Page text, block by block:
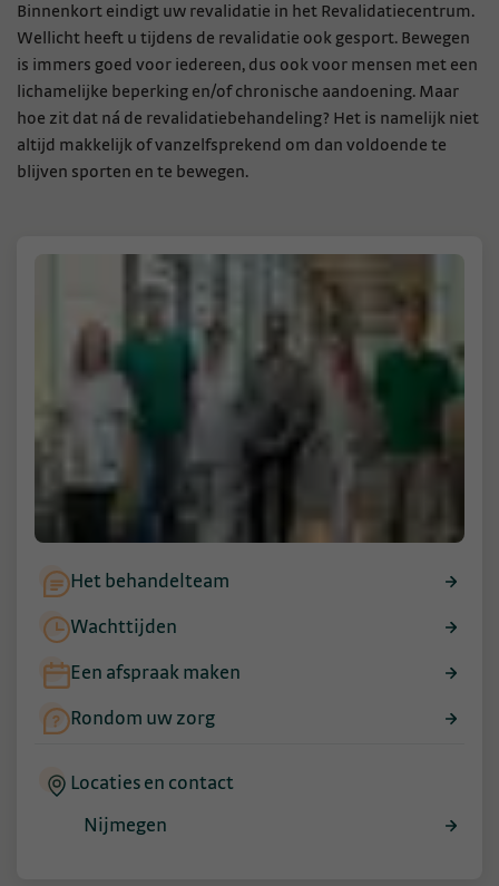
Binnenkort eindigt uw revalidatie in het Revalidatiecentrum.
Wellicht heeft u tijdens de revalidatie ook gesport. Bewegen
is immers goed voor iedereen, dus ook voor mensen met een
lichamelijke beperking en/of chronische aandoening. Maar
hoe zit dat ná de revalidatiebehandeling? Het is namelijk niet
altijd makkelijk of vanzelfsprekend om dan voldoende te
blijven sporten en te bewegen.
Het behandelteam
Wachttijden
Een afspraak maken
Rondom uw zorg
Locaties en contact
Nijmegen